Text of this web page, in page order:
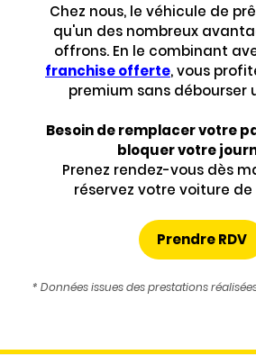
Chez nous, le véhicule de
qu'un des nombreux
offrons. En le combinant
franchise offerte, vous
premium sans débourser
Besoin de remplacer votre
bloquer votre
Prenez rendez-vous dès
réservez votre voiture
Prendre RDV
* Données issues des prestations